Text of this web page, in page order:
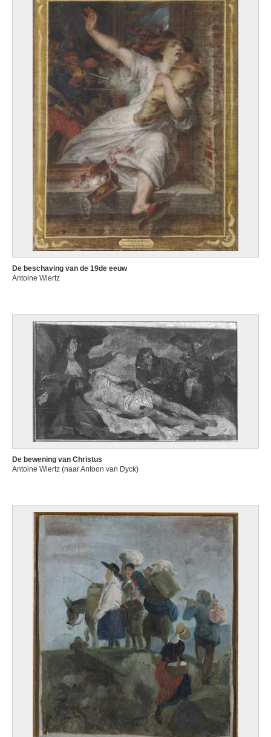
De beschaving van de 19de eeuw
Antoine Wiertz
De bewening van Christus
Antoine Wiertz (naar Antoon van Dyck)